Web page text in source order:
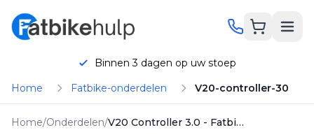
Binnen 3 dagen op uw stoep
Home
Fatbike-onderdelen V20-controller-30
Toegevoegd!
Product is toegevoegd aan je
winkelwagen
Home/Onderdelen/ V20 Controller 3.0 - Fatbike